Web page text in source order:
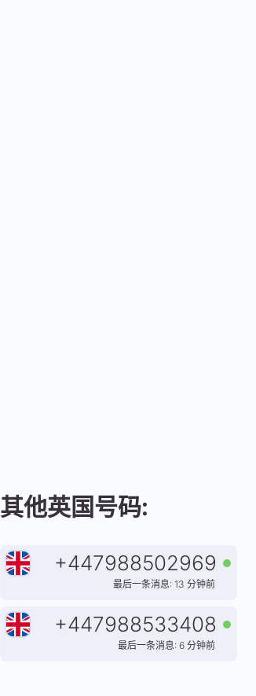
其他英国号码:
+447988502969
最后一条消息: 13 分钟前
+447988533408
最后一条消息: 6 分钟前